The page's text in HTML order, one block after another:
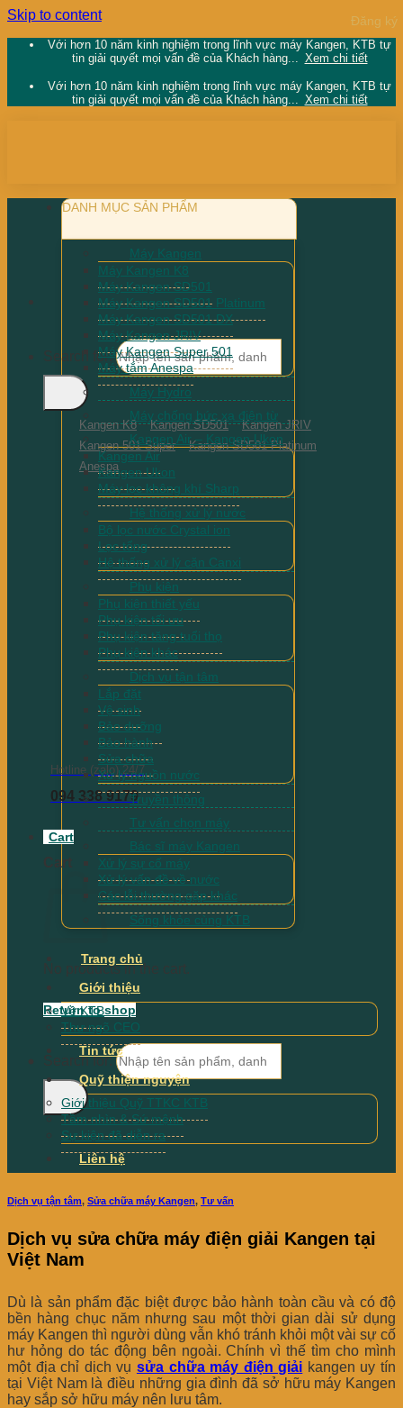
Skip to content
Với hơn 10 năm kinh nghiệm trong lĩnh vực máy Kangen, KTB tự
tin giải quyết mọi vấn đề của Khách hàng... Xem chi tiết
Với hơn 10 năm kinh nghiệm trong lĩnh vực máy Kangen, KTB tự
tin giải quyết mọi vấn đề của Khách hàng... Xem chi tiết
Search for:
Kangen K8 Kangen SD501
Kangen JRIV
Kangen 501 Super
Kangen SD501 Platinum
Anespa
Hotline (zalo) 24/7
094 338 9179
Cart
Cart
No products in the cart.
Return to shop
Search for:
DANH MỤC SẢN PHẨM
Máy Kangen
Máy Kangen K8
Máy Kangen SD501
Máy Kangen SD501 Platinum
Máy Kangen SD501 DX
Máy Kangen JRIV
Máy Kangen Super 501
Máy tắm Anespa
Máy Hydro
Máy chống bức xạ điện từ
Kangen Air – Kangen Ukon
Kangen Air
Kangen Ukon
Máy lọc không khí Sharp
Hệ thống xử lý nước
Bộ lọc nước Crystal ion
Lọc tổng
Hệ thống xử lý cặn Canxi
Phụ kiện
Phụ kiện thiết yếu
Phụ kiện tối ưu
Phụ kiện tăng tuổi thọ
Phụ kiện khác
Dịch vụ tận tâm
Lắp đặt
Vệ sinh
Bảo dưỡng
Bảo hành
Sửa chữa
Xử lý nguồn nước
Truyền thông
Tư vấn chọn máy
Bác sĩ máy Kangen
Xử lý sự cố máy
Xử lý vấn đề về nước
Các lỗi thường gặp khác
Sống khỏe cùng KTB
Trang chủ
Giới thiệu
Về KTB
Thư ngõ CEO
Tin tức
Quỹ thiện nguyện
Giới thiệu Quỹ TTKC KTB
Tầm nhìn & Sứ mệnh
Sự kiện đã diễn ra
Liên hệ
Dịch vụ tận tâm, Sửa chữa máy Kangen, Tư vấn
Dịch vụ sửa chữa máy điện giải Kangen tại
Việt Nam
Dù là sản phẩm đặc biệt được bảo hành toàn cầu và có độ
bền hàng chục năm nhưng sau một thời gian dài sử dụng
máy Kangen thì người dùng vẫn khó tránh khỏi một vài sự cố
hư hỏng do tác động bên ngoài. Chính vì thế tìm cho mình
một địa chỉ dịch vụ sửa chữa máy điện giải kangen uy tín
tại Việt Nam là điều những gia đình đã sở hữu máy Kangen
hay sắp sở hữu máy nên lưu tâm.